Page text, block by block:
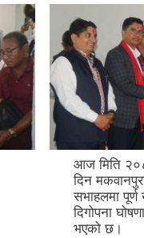
आज मिति
मकवानपुरगढी
प्रमुख
लामिछाने
मकवानपुरगढी